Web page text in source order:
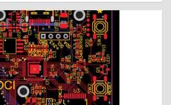
e
b
e
s
t
p